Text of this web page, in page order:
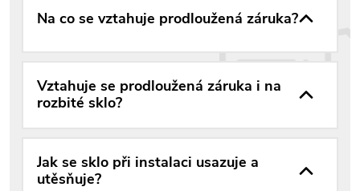
Na co se vztahuje prodloužená záruka?
Vztahuje se prodloužená záruka i na
rozbité sklo?
Jak se sklo při instalaci usazuje a
utěsňuje?